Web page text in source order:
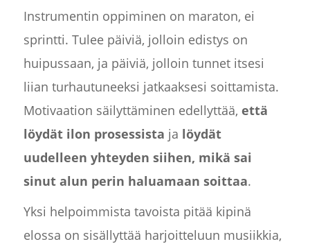
Instrumentin oppiminen on maraton, ei
sprintti. Tulee päiviä, jolloin edistys on
huipussaan, ja päiviä, jolloin tunnet itsesi
liian turhautuneeksi jatkaaksesi soittamista.
Motivaation säilyttäminen edellyttää, että
löydät ilon prosessista ja löydät
uudelleen yhteyden siihen, mikä sai
sinut alun perin haluamaan soittaa.
Yksi helpoimmista tavoista pitää kipinä
elossa on sisällyttää harjoitteluun musiikkia,